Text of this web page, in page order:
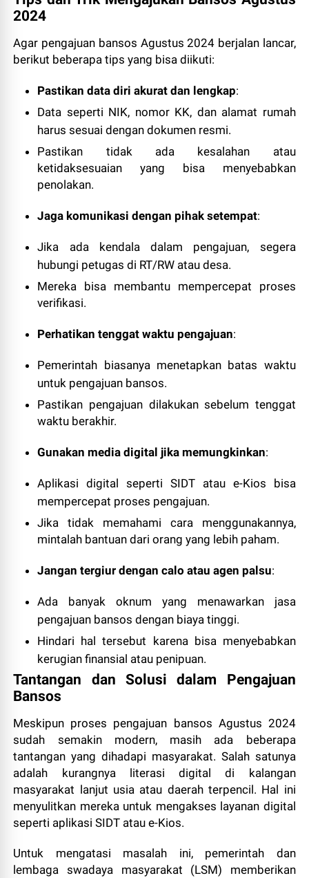
2024
Agar pengajuan bansos Agustus 2024 berjalan lancar,
berikut beberapa tips yang bisa diikuti:
Pastikan data diri akurat dan lengkap:
Data seperti NIK, nomor KK, dan alamat rumah
harus sesuai dengan dokumen resmi.
Pastikan tidak ada kesalahan atau
ketidaksesuaian yang bisa menyebabkan
penolakan.
Jaga komunikasi dengan pihak setempat:
Jika ada kendala dalam pengajuan, segera
hubungi petugas di RT/RW atau desa.
Mereka bisa membantu mempercepat proses
verifikasi.
Perhatikan tenggat waktu pengajuan:
Pemerintah biasanya menetapkan batas waktu
untuk pengajuan bansos.
Pastikan pengajuan dilakukan sebelum tenggat
waktu berakhir.
Gunakan media digital jika memungkinkan:
Aplikasi digital seperti SIDT atau e-Kios bisa
mempercepat proses pengajuan.
Jika tidak memahami cara menggunakannya,
mintalah bantuan dari orang yang lebih paham.
Jangan tergiur dengan calo atau agen palsu:
Ada banyak oknum yang menawarkan jasa
pengajuan bansos dengan biaya tinggi.
Hindari hal tersebut karena bisa menyebabkan
kerugian finansial atau penipuan.
Tantangan dan Solusi dalam Pengajuan
Bansos
Meskipun proses pengajuan bansos Agustus 2024
sudah semakin modern, masih ada beberapa
tantangan yang dihadapi masyarakat. Salah satunya
adalah kurangnya literasi digital di kalangan
masyarakat lanjut usia atau daerah terpencil. Hal ini
menyulitkan mereka untuk mengakses layanan digital
seperti aplikasi SIDT atau e-Kios.
Untuk mengatasi masalah ini, pemerintah dan
lembaga swadaya masyarakat (LSM) memberikan